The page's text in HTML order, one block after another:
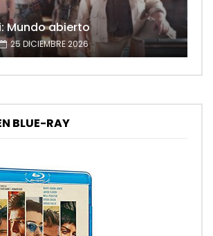
Mundo abierto
25 DICIEMBRE 2026
BLUE-RAY